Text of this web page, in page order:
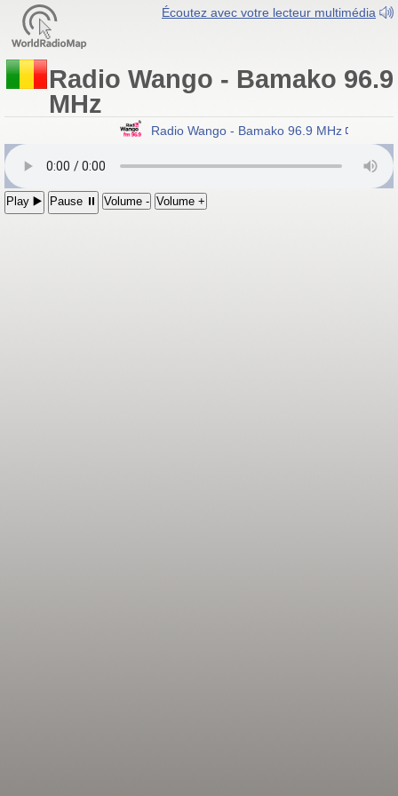
Écoutez avec votre lecteur multimédia
Radio Wango - Bamako 96.9
MHz
Radio Wango - Bamako 96.9 MHz
Play ▶️ Pause ⏸ Volume - Volume +